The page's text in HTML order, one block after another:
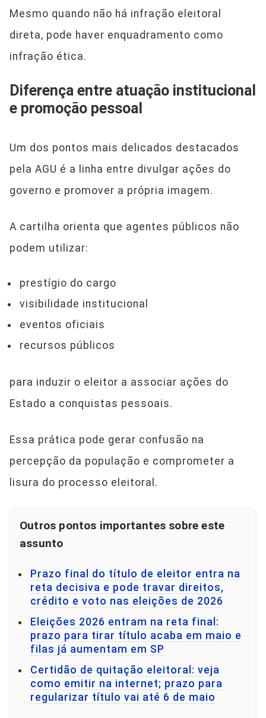
Mesmo quando não há infração eleitoral
direta, pode haver enquadramento como
infração ética.
Diferença entre atuação institucional
e promoção pessoal
Um dos pontos mais delicados destacados
pela AGU é a linha entre divulgar ações do
governo e promover a própria imagem.
A cartilha orienta que agentes públicos não
podem utilizar:
prestígio do cargo
visibilidade institucional
eventos oficiais
recursos públicos
para induzir o eleitor a associar ações do
Estado a conquistas pessoais.
Essa prática pode gerar confusão na
percepção da população e comprometer a
lisura do processo eleitoral.
Outros pontos importantes sobre este
assunto
Prazo final do título de eleitor entra na
reta decisiva e pode travar direitos,
crédito e voto nas eleições de 2026
Eleições 2026 entram na reta final:
prazo para tirar título acaba em maio e
filas já aumentam em SP
Certidão de quitação eleitoral: veja
como emitir na internet; prazo para
regularizar título vai até 6 de maio